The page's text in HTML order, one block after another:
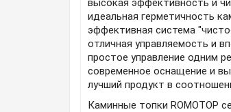
высокая эффективность и
идеальная герметичность
эффективная система
отличная управляемость и
простое управление одним
современное оснащение и
лучший продукт в
Каминные топки ROMOTOP